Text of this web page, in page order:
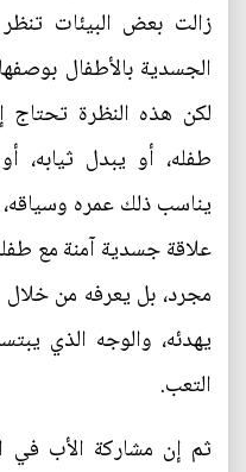
زالت بعض البيئات
الجسدية بالأطفال
لكن هذه النظرة تحتاج
طفله، أو يبدل ثيابه،
يناسب ذلك عمره وسياقه،
علاقة جسدية آمنة مع
مجرد، بل يعرفه من خلال
يهدئه، والوجه الذي
التعب.
ثم إن مشاركة الأب في